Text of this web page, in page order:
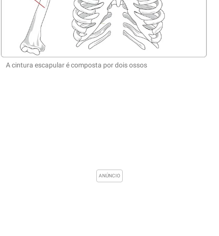
A cintura escapular é composta por dois ossos